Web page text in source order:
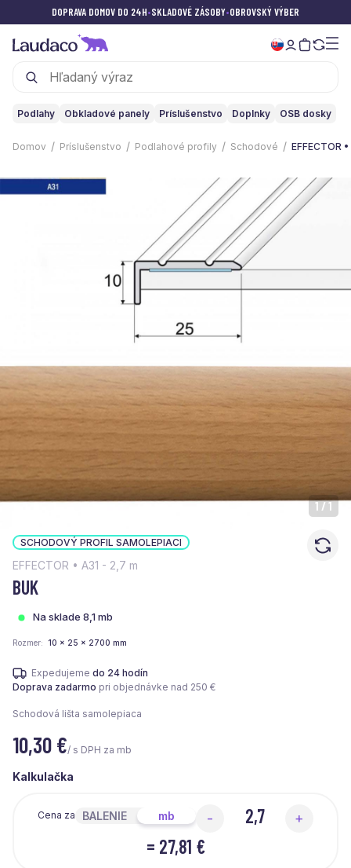
DOPRAVA DOMOV DO 24H•SKLADOVÉ ZÁSOBY•OBROVSKÝ VÝBER
Podlahy Obkladové panely Príslušenstvo Doplnky OSB dosky
Domov Príslušenstvo Podlahové profily Schodové EFFECTOR
1/1
SCHODOVÝ PROFIL SAMOLEPIACI
EFFECTOR • A31 - 2,7 m
BUK
Na sklade 8,1 mb
Rozmer 10 x 25 x 2700 mm
Expedujeme do 24 hodín
Doprava zadarmo pri objednávke nad 250 €
Schodová lišta samolepiaca
10,30 €/ s DPH za mb
Kalkulačka
Cena za BALENIE mb - +
= 27,81 €